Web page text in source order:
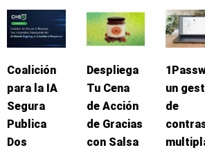
Coalición
para la IA
Segura
Publica
Dos
Despliega
Tu Cena
de Acción
de Gracias
con Salsa
un
de